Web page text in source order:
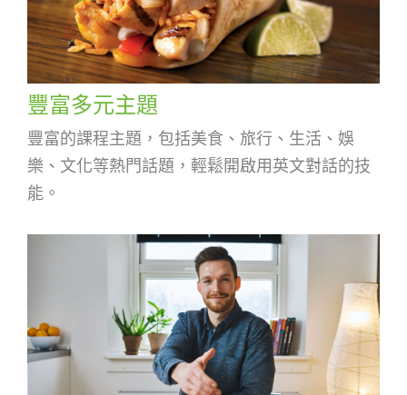
新聞英文
豐富多元主題
豐富的課程主題，包括美食、旅行、生活、娛
樂、文化等熱門話題，輕鬆開啟用英文對話的技
能。